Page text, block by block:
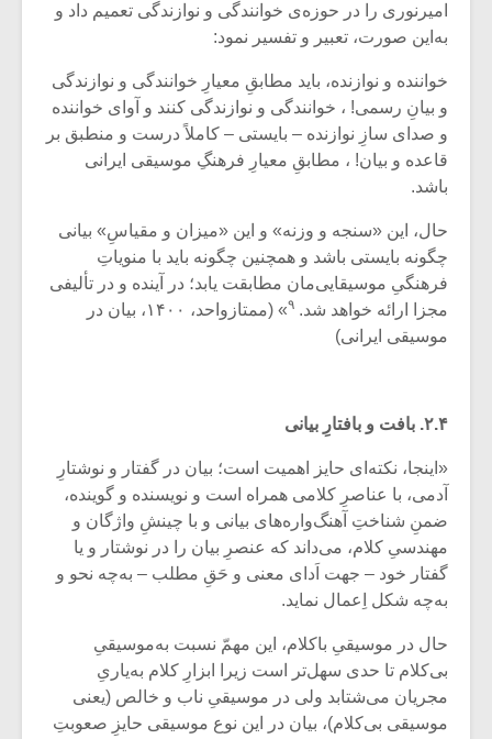
امیرنوری را در حوزه‌ی خوانندگی و نوازندگی تعمیم داد و
به‌این صورت، تعبیر و تفسیر نمود:
خواننده و نوازنده، باید مطابقِ معیارِ خوانندگی و نوازندگی
و بیانِ رسمی! ، خوانندگی و نوازندگی کنند و آوای خواننده
و صدای سازِ نوازنده – بایستی – کاملاً درست و منطبق بر
قاعده و بیان! ، مطابقِ معیارِ فرهنگِ موسیقی ایرانی
باشد.
حال، این «سنجه و وزنه» و این «میزان و مقیاسِ» بیانی
چگونه بایستی باشد و همچنین چگونه باید با منویاتِ
فرهنگیِ موسیقایی‌مان مطابقت یابد؛ در آینده و در تألیفی
مجزا ارائه خواهد شد. ۹
» (ممتازواحد، ۱۴۰۰، بیان در
موسیقی ایرانی)
۲.۴. بافت و بافتارِ بیانی
«اینجا، نکته‌ای حایز اهمیت است؛ بیان در گفتار و نوشتارِ
آدمی، با عناصرِ کلامی همراه است و نویسنده و گوینده،
ضمنِ شناختِ آهنگ‌واره‌های بیانی و با چینشِ واژگان و
مهندسیِ کلام، می‌داند که عنصرِ بیان را در نوشتار و یا
گفتار خود – جهت اَدای معنی و حَقِ مطلب – به‌چه نحو و
به‌چه شکل اِعمال نماید.
حال در موسیقیِ باکلام، این مهمّ نسبت به‌موسیقیِ
بی‌کلام تا حدی سهل‌تر است زیرا ابزارِ کلام به‌یاریِ
مجریان می‌شتابد ولی در موسیقیِ ناب و خالص (یعنی
موسیقی بی‌کلام)، بیان در این نوع موسیقی حایزِ صعوبتِ
میکلوش روژا
شیش و نیم»
اگر نمی توانی
مشهورترین باشی،
موریس ژار
موسیقی